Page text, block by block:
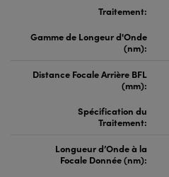
Traitement:
Gamme de Longeur d'Onde
(nm):
Distance Focale Arrière BFL
(mm):
Spécification du
Traitement:
Longueur d’Onde à la
Focale Donnée (nm):